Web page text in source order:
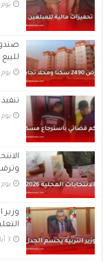
للبيع في